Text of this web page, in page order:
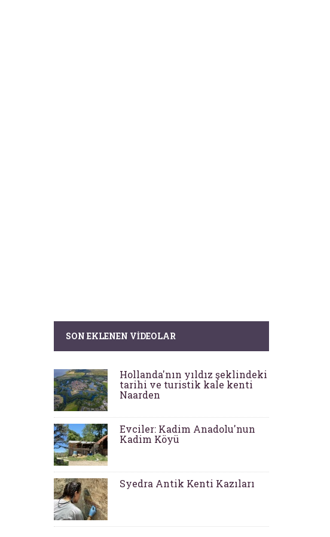
SON EKLENEN VIDEOLAR
Hollanda'nın yıldız şeklindeki
tarihi ve turistik kale kenti
Naarden
Evciler: Kadim Anadolu'nun
Kadim Köyü
Syedra Antik Kenti Kazıları